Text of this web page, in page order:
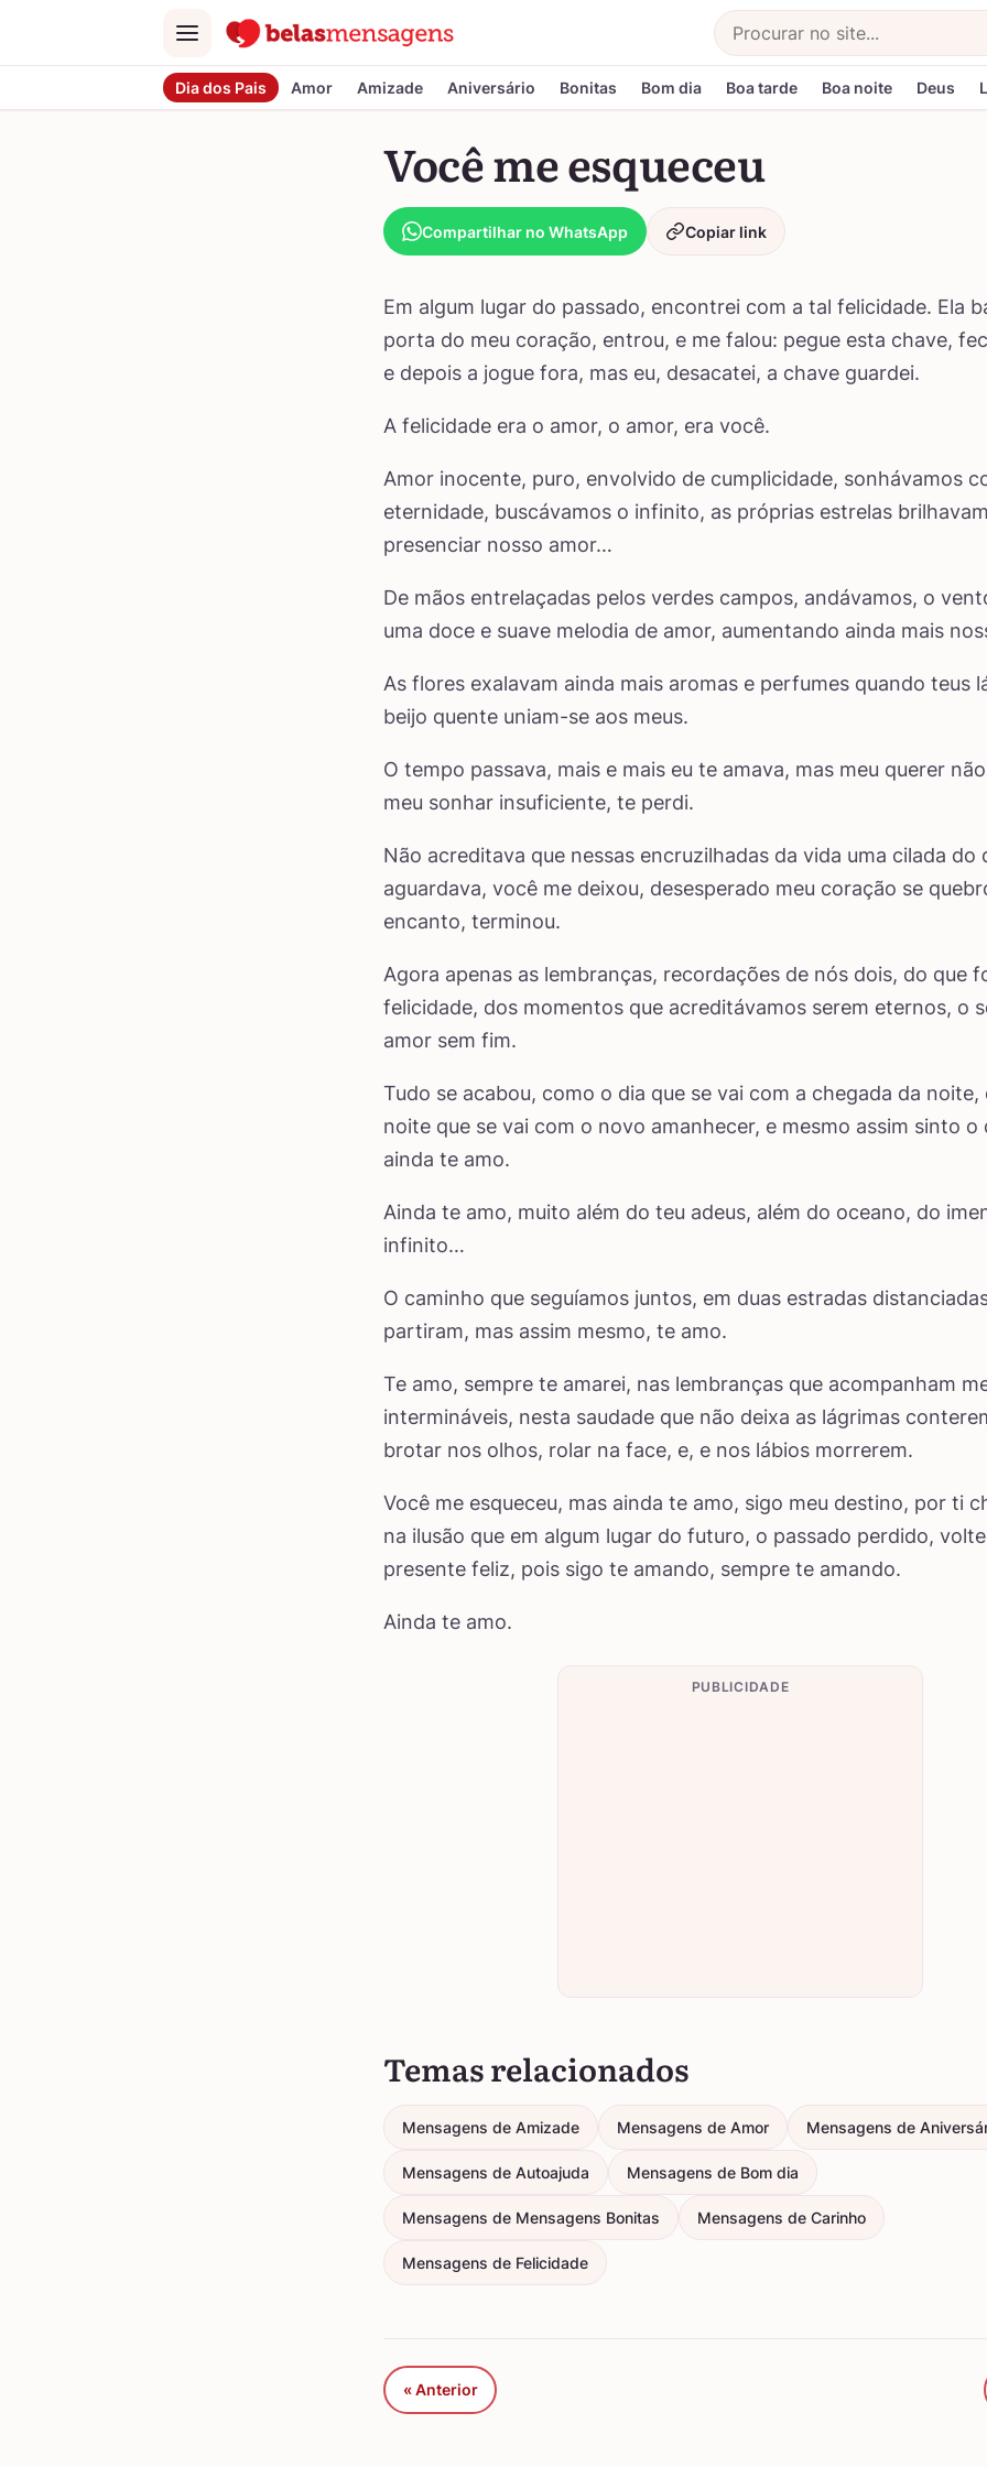
Menu
Buscar
Dia dos Pais Amor Amizade Aniversário Bonitas Bom dia Boa tarde Boa noite Deus
Você me esqueceu
Compartilhar no WhatsApp Copiar link
Em algum lugar do passado, encontrei com a tal felicidade. Ela
porta do meu coração, entrou, e me falou: pegue esta chave,
e depois a jogue fora, mas eu, desacatei, a chave guardei.
A felicidade era o amor, o amor, era você.
Amor inocente, puro, envolvido de cumplicidade, sonhávamos
eternidade, buscávamos o infinito, as próprias estrelas
presenciar nosso amor…
De mãos entrelaçadas pelos verdes campos, andávamos, o
uma doce e suave melodia de amor, aumentando ainda mais
As flores exalavam ainda mais aromas e perfumes quando teus
beijo quente uniam-se aos meus.
O tempo passava, mais e mais eu te amava, mas meu querer
meu sonhar insuficiente, te perdi.
Não acreditava que nessas encruzilhadas da vida uma cilada do
aguardava, você me deixou, desesperado meu coração se
encanto, terminou.
Agora apenas as lembranças, recordações de nós dois, do que
felicidade, dos momentos que acreditávamos serem eternos, o
amor sem fim.
Tudo se acabou, como o dia que se vai com a chegada da noite,
noite que se vai com o novo amanhecer, e mesmo assim sinto o
ainda te amo.
Ainda te amo, muito além do teu adeus, além do oceano, do
infinito…
O caminho que seguíamos juntos, em duas estradas
partiram, mas assim mesmo, te amo.
Te amo, sempre te amarei, nas lembranças que acompanham
intermináveis, nesta saudade que não deixa as lágrimas
brotar nos olhos, rolar na face, e, e nos lábios morrerem.
Você me esqueceu, mas ainda te amo, sigo meu destino, por ti
na ilusão que em algum lugar do futuro, o passado perdido,
presente feliz, pois sigo te amando, sempre te amando.
Ainda te amo.
PUBLICIDADE
Temas relacionados
Mensagens de Amizade Mensagens de Amor Mensagens de
Mensagens de Autoajuda Mensagens de Bom dia
Mensagens de Mensagens Bonitas Mensagens de Carinho
Mensagens de Felicidade
« Anterior